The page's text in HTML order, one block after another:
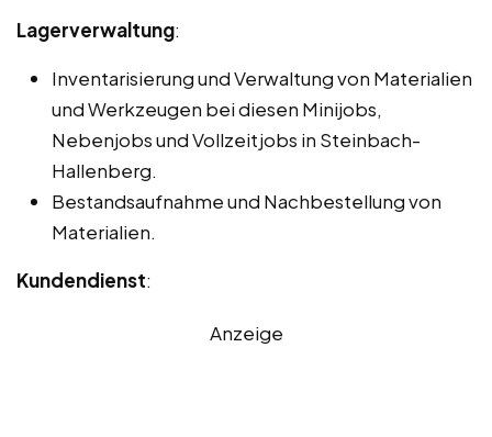
Lagerverwaltung:
Inventarisierung und Verwaltung von Materialien
und Werkzeugen bei diesen Minijobs,
Nebenjobs und Vollzeitjobs in Steinbach-
Hallenberg.
Bestandsaufnahme und Nachbestellung von
Materialien.
Kundendienst:
Anzeige